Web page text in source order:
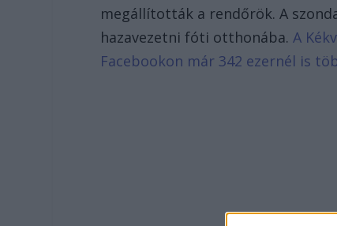
megállították a rendőrök. A
hazavezetni fóti otthonába.A
Facebookon már 342 ezernél is